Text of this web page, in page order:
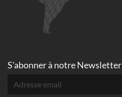
S'abonner à notre Newsletter